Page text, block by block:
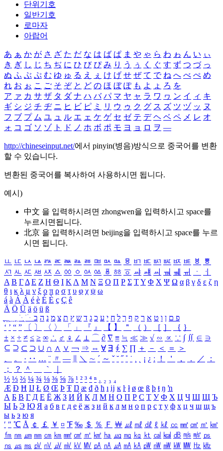
단위기호
일반기호
로마자
아랍어
あ ぁ か が さ ざ た だ な は ば ぱ ま や ゃ ら わ ゎ ん い ぃ
き ぎ し じ ち ぢ に ひ び ぴ み り う ぅ く ぐ す ず つ づ っ
ぬ ふ ぶ ぷ む ゆ ゅ る え ぇ け げ せ ぜ て で ね へ べ ぺ め
れ お ぉ こ ご そ ぞ と ど の ほ ぼ ぽ も よ ょ ろ を
ア ァ カ サ ザ タ ダ ナ ハ バ パ マ ヤ ャ ラ ワ ヮ ン イ ィ キ
ギ シ ジ チ ヂ ニ ヒ ビ ピ ミ リ ウ ゥ ク グ ス ズ ツ ヅ ッ ヌ
フ ブ プ ム ユ ュ ル エ ェ ケ ゲ セ ゼ テ デ ヘ ベ ペ メ レ オ
ォ コ ゴ ソ ゾ ト ド ノ ホ ボ ポ モ ヨ ョ ロ ヲ ―
http://chineseinput.net/에서 pinyin(병음)방식으로 중국어를 변환
할 수 있습니다.
변환된 중국어를 복사하여 사용하시면 됩니다.
예시)
中文 을 입력하시려면 zhongwen을 입력하시고 space를
누르시면됩니다.
北京 을 입력하시려면 beijing을 입력하시고 space를 누르
시면 됩니다.
ㅥ ㅦ ㅧ ㅨ ㅩ ㅪ ㅫ ㅬ ㅭ ㅮ ㅯ ㅰ ㅱ ㅲ ㅳ ㅴ ㅵ ㅶ ㅷ ㅸ
ㅹ
ㅺ ㅻ ㅼ ㅽ ㅾ ㅿ ㆀ ㆁ ㆂ ㆃ ㆄ ㆅ ㆆ ㆇ ㆈ ㆉ ㆊ ㆋ ㆌ ㆍ
ㆎ
Α Β ΓΔ Ε Ζ Η Θ Ι ΚΛ Μ Ν Ξ Ο Π Ρ Σ ΤΥ Φ Χ Ψ Ω α β γ δ ε ζ η
θ ι κ λ μ ν ξ ο π ρ σ τ υ φ χ ψ ω
á à Á À é è É È ç Ç ê
Ä Ö Ü ä ö ü ß
ִֶֹ ֻּ ׁׂ פ ם ן ו ט א ר ק ף ך ל ח י ע כ ג ד ש ץ ת צ מ נ ה ב
‘ ’ “ ” 〔 〕 〈 〉 「 」 『 』 【 】 ＂ （ ） ［ ］ ｛ ｝
± × ÷ ≠ ≤ ≥ ∞ ∴ ♂ ♀ ∠ ⊥ ⌒ ∂ ∇ ≡ ≒ ≪ ≫ √ ∽ ∝ ∵ ∫ ∬ ∈ ∋
⊆ ⊇ ⊂ ⊃ ∪ ∩ ∧ ∨ ￢ ⇒ ⇔ ∀ ∃ ∮ ∑ ∏ ＋ － ＜ ＝
＞
、
。 · ‥ … ¨ 〃 ― ＼ ∼ ´ ～ ˇ ˘ ˝ ˚ ˙ ¸ ¡ ¿ ː ！ ＇ ， ． ／
：
；
？ ＾ ｀
½ ⅓ ⅔ ¼ ¾ ⅛ ⅜ ⅝ ⅞ ¹ ² ³ ⁴ ⁿ ₁ ₂ ₃ ₄
Æ Ð Ħ Ĳ Ł Ø Œ Þ Ŧ Ŋ æ đ ð ħ ı ĳ ĸ ŀ ł ø œ ß þ ŧ ŋ ŉ
А Б В Г Д Е Ё Ж З И Й К Л М Н О П Р С Т У Ф Х Ц Ч Ш Щ Ъ
Ы Ь Э Ю Я а б в г д е ё ж з и й к л м н о п р с т у ф х ц ч ш щ ъ
ы ь э ю я
′ ″ ℃ Å ￠ ￡ ￥ ¤ ℉ ‰ ＄ ％ Ｆ ￦ ㎕ ㎖ ㎗ ℓ ㎘ ㏄ ㎣ ㎤ ㎥ ㎦
㎙ ㎚ ㎛ ㎜ ㎝ ㎞ ㎟ ㎠ ㎡ ㎢ ㏊ ㎍ ㎎ ㎏ ㏏ ㎈ ㎉ ㏈ ㎧ ㎨ ㎰
㎱ ㎲ ㎳ ㎴ ㎵ ㎶ ㎷ ㎸ ㎹ ㎀ ㎁ ㎂ ㎃ ㎄ ㎺ ㎻ ㎽ ㎾ ㎿ ㎐ ㎑